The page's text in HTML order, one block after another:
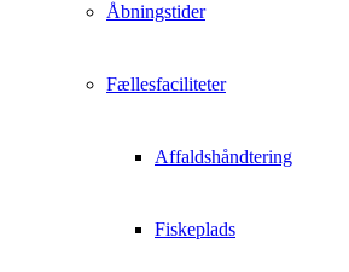
Åbningstider
Fællesfaciliteter
Affaldshåndtering
Fiskeplads